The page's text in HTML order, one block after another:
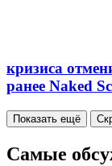
кризиса
ранее Naked
Показать ещё
Самые